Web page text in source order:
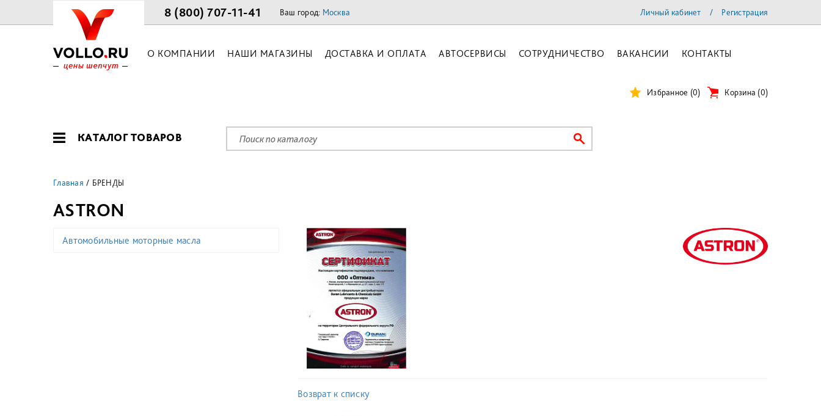
8 (800) 707-11-41 Ваш город: Москва Личный кабинет / Регистрация
О КОМПАНИИ НАШИ МАГАЗИНЫ ДОСТАВКА И ОПЛАТА АВТОСЕРВИСЫ СОТРУДНИЧЕСТВО ВАКАНСИИ КОНТАКТЫ
Корзина (0)
Избранное (0)
КАТАЛОГ ТОВАРОВ
Главная БРЕНДЫ
ASTRON
Автомобильные моторные масла
Возврат к списку